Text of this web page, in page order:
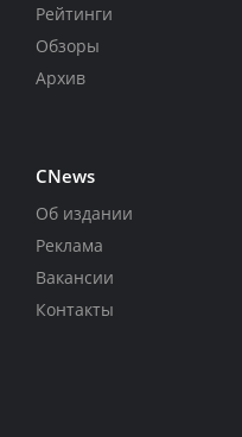
Рейтинги
Обзоры
Архив
CNews
Об издании
Реклама
Вакансии
Контакты